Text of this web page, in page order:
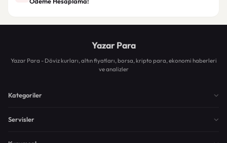
Yazar Para
Yazar Para - Döviz kurları, altın fiyatları, borsa, kripto para, ekonomi haberleri
ve analizler
Kategoriler
Servisler